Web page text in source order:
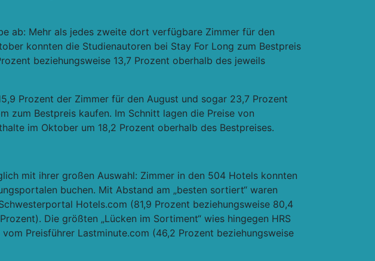
ab: Mehr als jedes zweite dort verfügbare Zimmer für den
konnten die Studienautoren bei Stay For Long zum Bestpreis
beziehungsweise 13,7 Prozent oberhalb des jeweils
Prozent der Zimmer für den August und sogar 23,7 Prozent
zum Bestpreis kaufen. Im Schnitt lagen die Preise von
im Oktober um 18,2 Prozent oberhalb des Bestpreises.
mit ihrer großen Auswahl: Zimmer in den 504 Hotels konnten
buchen. Mit Abstand am „besten sortiert“ waren
Hotels.com (81,9 Prozent beziehungsweise 80,4
Die größten „Lücken im Sortiment“ wies hingegen HRS
Preisführer Lastminute.com (46,2 Prozent beziehungsweise